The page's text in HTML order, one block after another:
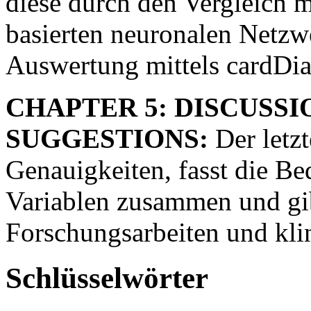
basierten neuronalen
Auswertung mittels
CHAPTER 5:
SUGGESTIONS: Der
Genauigkeiten, fasst die
Variablen zusammen und
Forschungsarbeiten und
Schlüsselwörter